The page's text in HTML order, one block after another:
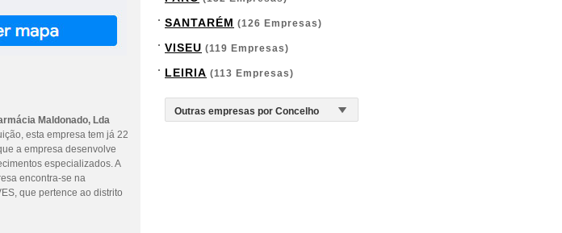
Maldonado, Lda
esta empresa tem já 22
a empresa desenvolve
especializados. A
encontra-se na
que pertence ao distrito
SANTARÉM (126 Empresas)
VISEU (119 Empresas)
LEIRIA (113 Empresas)